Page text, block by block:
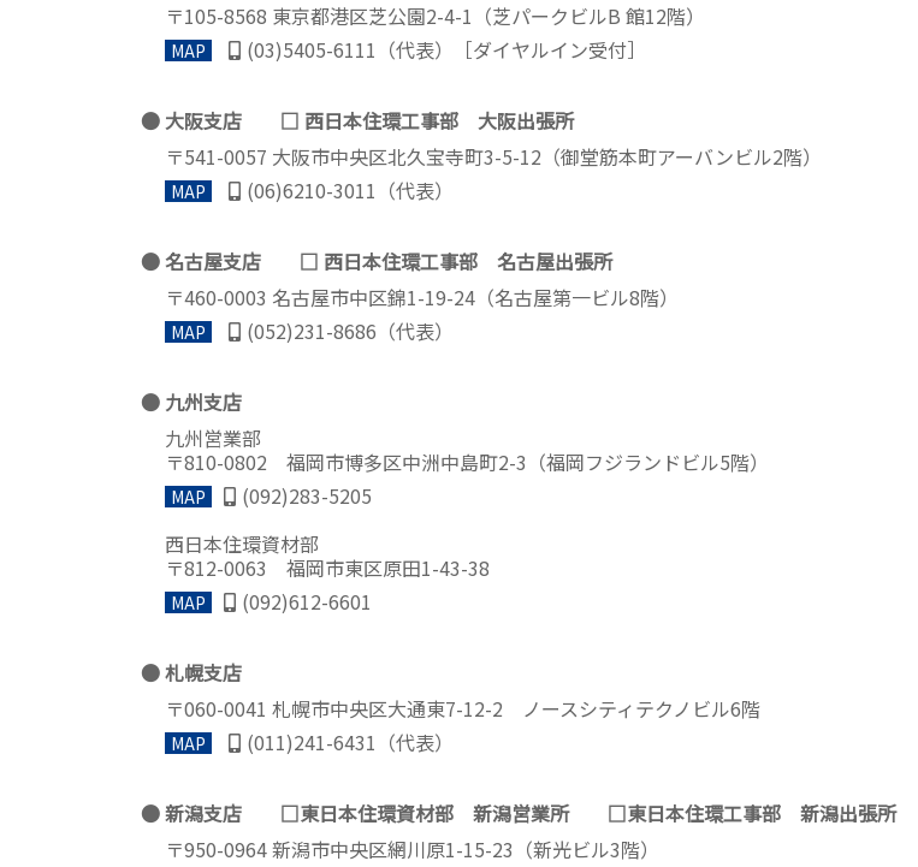
〒105-8568 東京都港区芝公園2-4-1（芝パークビルB 館12階）
MAP (03)5405-6111（代表）［ダイヤルイン受付］
大阪支店 □ 西日本住環工事部 大阪出張所
〒541-0057 大阪市中央区北久宝寺町3-5-12（御堂筋本町アーバンビル2階）
MAP (06)6210-3011（代表）
名古屋支店 □ 西日本住環工事部 名古屋出張所
〒460-0003 名古屋市中区錦1-19-24（名古屋第一ビル8階）
MAP (052)231-8686（代表）
九州支店
九州営業部
〒810-0802 福岡市博多区中洲中島町2-3（福岡フジランドビル5階）
MAP
(092)283-5205
西日本住環資材部
〒812-0063 福岡市東区原田1-43-38
MAP (092)612-6601
札幌支店
〒060-0041 札幌市中央区大通東7-12-2 ノースシティテクノビル6階
MAP (011)241-6431（代表）
新潟支店 □東日本住環資材部 新潟営業所 □東日本住環工事部 新潟出張所
〒950-0964 新潟市中央区網川原1-15-23（新光ビル3階）